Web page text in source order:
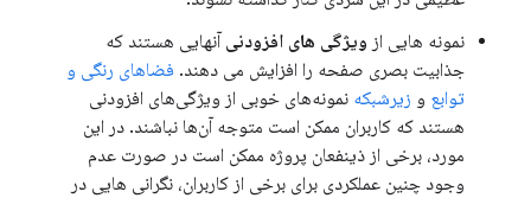
نمونه هایی از ویژگی های افزودنی آنهایی هستند که
جذابیت بصری صفحه را افزایش می دهند. فضاهای رنگی و
توابع و زیرشبکه نمونه‌های خوبی از ویژگی‌های افزودنی
هستند که کاربران ممکن است متوجه آن‌ها نباشند. در این
مورد، برخی از ذینفعان پروژه ممکن است در صورت عدم
وجود چنین عملکردی برای برخی از کاربران، نگرانی هایی در